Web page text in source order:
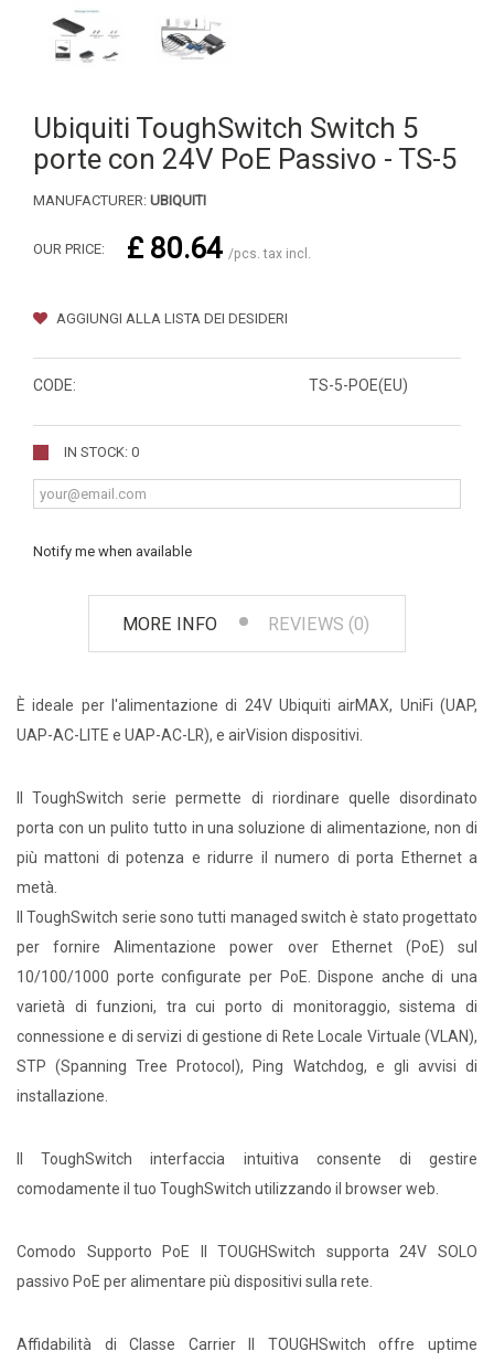
Ubiquiti ToughSwitch Switch 5
porte con 24V PoE Passivo - TS-5
MANUFACTURER: UBIQUITI
OUR PRICE: £ 80.64 /pcs. tax incl.
AGGIUNGI ALLA LISTA DEI DESIDERI
CODE: TS-5-POE(EU)
IN STOCK: 0
Notify me when available
MORE INFO REVIEWS (0)
È ideale per l'alimentazione di 24V Ubiquiti airMAX, UniFi (UAP,
UAP-AC-LITE e UAP-AC-LR), e airVision dispositivi.
Il ToughSwitch serie permette di riordinare quelle disordinato
porta con un pulito tutto in una soluzione di alimentazione, non di
più mattoni di potenza e ridurre il numero di porta Ethernet a
metà.
Il ToughSwitch serie sono tutti managed switch è stato progettato
per fornire Alimentazione power over Ethernet (PoE) sul
10/100/1000 porte configurate per PoE. Dispone anche di una
varietà di funzioni, tra cui porto di monitoraggio, sistema di
connessione e di servizi di gestione di Rete Locale Virtuale (VLAN),
STP (Spanning Tree Protocol), Ping Watchdog, e gli avvisi di
installazione.
Il ToughSwitch interfaccia intuitiva consente di gestire
comodamente il tuo ToughSwitch utilizzando il browser web.
Comodo Supporto PoE Il TOUGHSwitch supporta 24V SOLO
passivo PoE per alimentare più dispositivi sulla rete.
Affidabilità di Classe Carrier Il TOUGHSwitch offre uptime